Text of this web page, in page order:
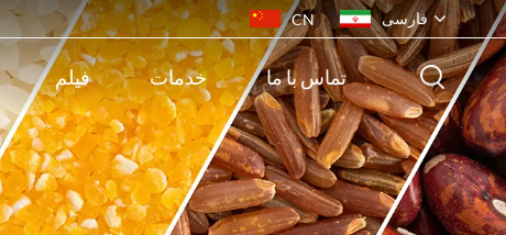
CN فارسی
English
français
русский
فیلم خدمات تماس با ما